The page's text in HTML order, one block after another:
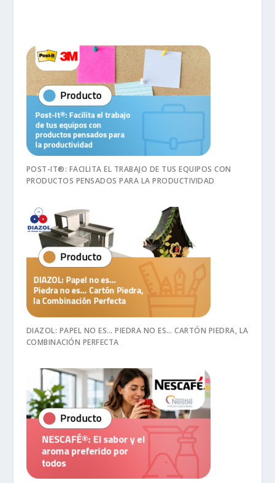
POST-IT®: FACILITA EL TRABAJO DE TUS EQUIPOS CON
PRODUCTOS PENSADOS PARA LA PRODUCTIVIDAD
DIAZOL: PAPEL NO ES… PIEDRA NO ES… CARTÓN PIEDRA, LA
COMBINACIÓN PERFECTA